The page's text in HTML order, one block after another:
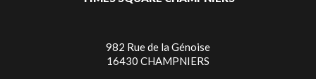
982 Rue de la Génoise
16430 CHAMPNIERS